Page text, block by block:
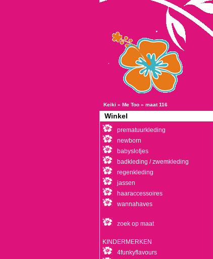
Keiki » Me Too » maat 116
Winkel
prematuurkleding
newborn
babyslofjes
badkleding / zwemkleding
regenkleding
jassen
haaraccessoires
wannahaves
zoek op maat
KINDERMERKEN
4funkyflavours